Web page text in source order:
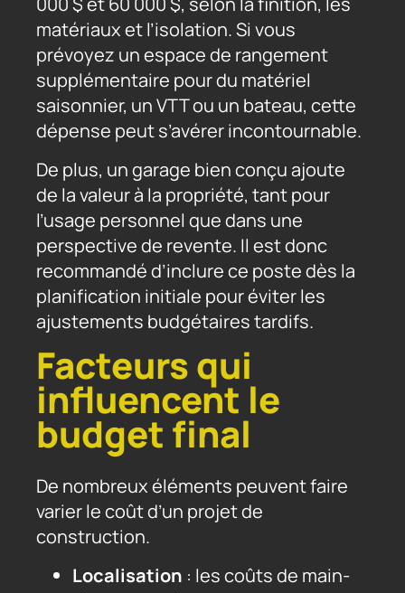
matériaux et l’isolation. Si vous
prévoyez un espace de rangement
supplémentaire pour du matériel
saisonnier, un VTT ou un bateau, cette
dépense peut s’avérer incontournable.
De plus, un garage bien conçu ajoute
de la valeur à la propriété, tant pour
l’usage personnel que dans une
perspective de revente. Il est donc
recommandé d’inclure ce poste dès la
planification initiale pour éviter les
ajustements budgétaires tardifs.
Facteurs qui
influencent le
budget final
De nombreux éléments peuvent faire
varier le coût d’un projet de
construction.
Localisation : les coûts de main-